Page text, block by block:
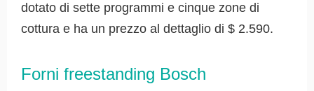
dotato di sette programmi e cinque zone di
cottura e ha un prezzo al dettaglio di $ 2.590.
Forni freestanding Bosch